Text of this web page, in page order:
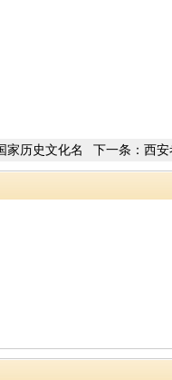
下一条： 西安
附近拥有一处
家历史文化名